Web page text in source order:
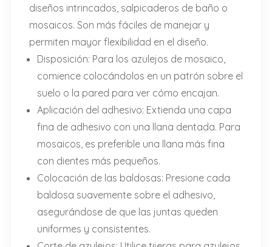
diseños intrincados, salpicaderos de baño o
mosaicos. Son más fáciles de manejar y
permiten mayor flexibilidad en el diseño.
Disposición: Para los azulejos de mosaico,
comience colocándolos en un patrón sobre el
suelo o la pared para ver cómo encajan.
Aplicación del adhesivo: Extienda una capa
fina de adhesivo con una llana dentada. Para
mosaicos, es preferible una llana más fina
con dientes más pequeños.
Colocación de las baldosas: Presione cada
baldosa suavemente sobre el adhesivo,
asegurándose de que las juntas queden
uniformes y consistentes.